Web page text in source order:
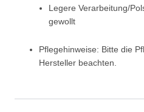
Legere Verarbeitung/
gewollt
Pflegehinweise: Bitte die
Hersteller beachten.